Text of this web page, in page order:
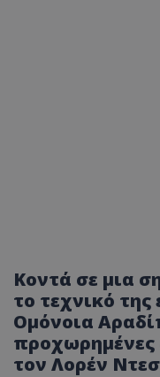
Κοντά σε μια
το τεχνικό της
Ομόνοια
προχωρημένες
τον Λορέν